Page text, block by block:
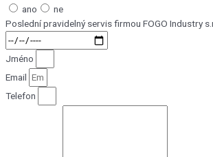
ano
ne
Poslední pravidelný servis firmou FOGO Industry
Jméno
Email
Telefon